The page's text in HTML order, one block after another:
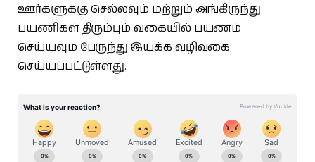
ஊர்களுக்கு செல்லவும் மற்றும் அங்கிருந்து
பயணிகள் திரும்பும் வகையில் பயணம்
செய்யவும் பேருந்து இயக்க வழிவகை
செய்யப்பட்டுள்ளது.